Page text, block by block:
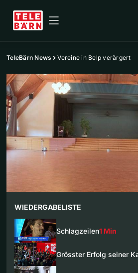
TeleBärn News Vereine in Belp verärgert
WIEDERGABELISTE
Schlagzeilen1 Min
Grösster Erfolg seiner